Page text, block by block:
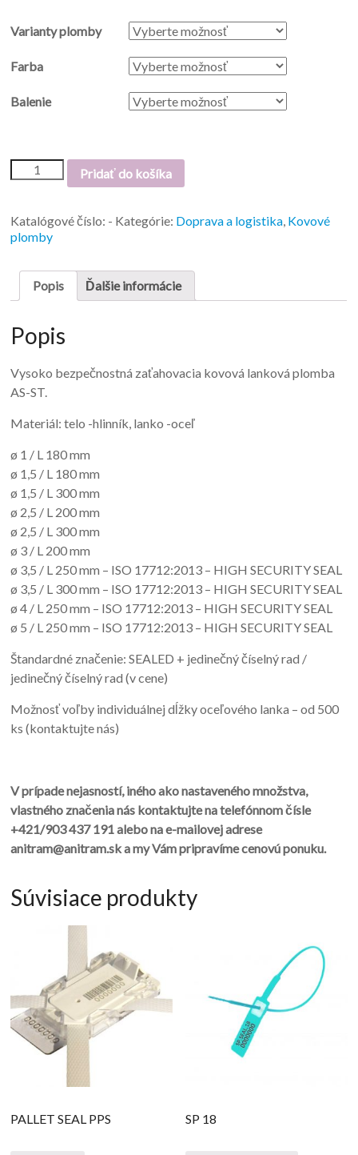
Varianty plomby
Farba
Balenie
Pridať do košíka
Katalógové číslo: - Kategórie: Doprava a logistika, Kovové
plomby
Popis Ďalšie informácie
Popis
Vysoko bezpečnostná zaťahovacia kovová lanková plomba
AS-ST.
Materiál: telo -hlinník, lanko -oceľ
ø 1 / L 180 mm
ø 1,5 / L 180 mm
ø 1,5 / L 300 mm
ø 2,5 / L 200 mm
ø 2,5 / L 300 mm
ø 3 / L 200 mm
ø 3,5 / L 250 mm – ISO 17712:2013 – HIGH SECURITY SEAL
ø 3,5 / L 300 mm – ISO 17712:2013 – HIGH SECURITY SEAL
ø 4 / L 250 mm – ISO 17712:2013 – HIGH SECURITY SEAL
ø 5 / L 250 mm – ISO 17712:2013 – HIGH SECURITY SEAL
Štandardné značenie: SEALED + jedinečný číselný rad /
jedinečný číselný rad (v cene)
Možnosť voľby individuálnej dĺžky oceľového lanka – od 500
ks (kontaktujte nás)
V prípade nejasností, iného ako nastaveného množstva,
vlastného značenia nás kontaktujte na telefónnom čísle
+421/903 437 191 alebo na e-mailovej adrese
anitram@anitram.sk a my Vám pripravíme cenovú ponuku.
Súvisiace produkty
PALLET SEAL PPS SP 18